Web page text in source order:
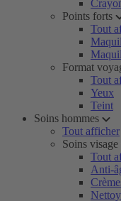
Points forts
Tout
Format
Tout
Yeux
Teint
Soins hommes
Tout afficher
Soins visage
Tout
Anti-